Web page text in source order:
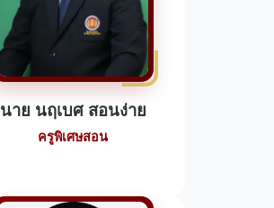
นาย นฤเบศ สอนง่าย
ครูพิเศษสอน